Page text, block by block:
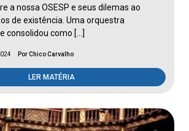
a nossa OSESP e seus dilemas ao
de existência. Uma orquestra
consolidou como […]
Por Chico Carvalho
LER MATÉRIA